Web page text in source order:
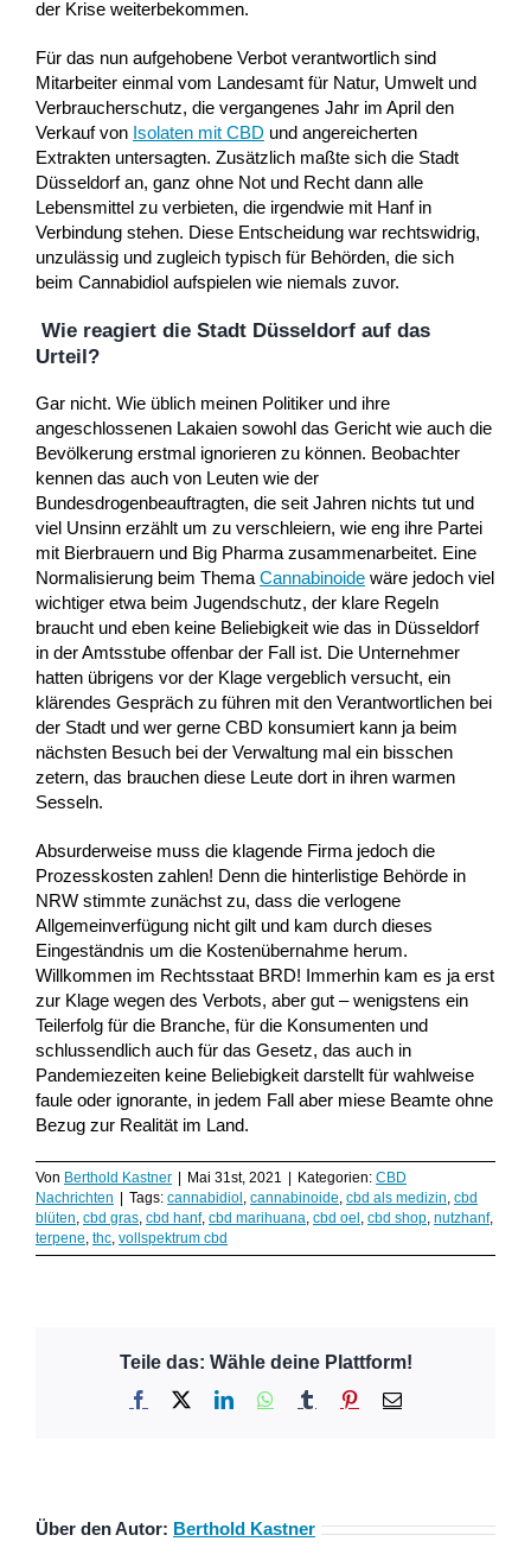
der Krise weiterbekommen.
Für das nun aufgehobene Verbot verantwortlich sind
Mitarbeiter einmal vom Landesamt für Natur, Umwelt und
Verbraucherschutz, die vergangenes Jahr im April den
Verkauf von Isolaten mit CBD und angereicherten
Extrakten untersagten. Zusätzlich maßte sich die Stadt
Düsseldorf an, ganz ohne Not und Recht dann alle
Lebensmittel zu verbieten, die irgendwie mit Hanf in
Verbindung stehen. Diese Entscheidung war rechtswidrig,
unzulässig und zugleich typisch für Behörden, die sich
beim Cannabidiol aufspielen wie niemals zuvor.
Wie reagiert die Stadt Düsseldorf auf das
Urteil?
Gar nicht. Wie üblich meinen Politiker und ihre
angeschlossenen Lakaien sowohl das Gericht wie auch die
Bevölkerung erstmal ignorieren zu können. Beobachter
kennen das auch von Leuten wie der
Bundesdrogenbeauftragten, die seit Jahren nichts tut und
viel Unsinn erzählt um zu verschleiern, wie eng ihre Partei
mit Bierbrauern und Big Pharma zusammenarbeitet. Eine
Normalisierung beim Thema Cannabinoide wäre jedoch viel
wichtiger etwa beim Jugendschutz, der klare Regeln
braucht und eben keine Beliebigkeit wie das in Düsseldorf
in der Amtsstube offenbar der Fall ist. Die Unternehmer
hatten übrigens vor der Klage vergeblich versucht, ein
klärendes Gespräch zu führen mit den Verantwortlichen bei
der Stadt und wer gerne CBD konsumiert kann ja beim
nächsten Besuch bei der Verwaltung mal ein bisschen
zetern, das brauchen diese Leute dort in ihren warmen
Sesseln.
Absurderweise muss die klagende Firma jedoch die
Prozesskosten zahlen! Denn die hinterlistige Behörde in
NRW stimmte zunächst zu, dass die verlogene
Allgemeinverfügung nicht gilt und kam durch dieses
Eingeständnis um die Kostenübernahme herum.
Willkommen im Rechtsstaat BRD! Immerhin kam es ja erst
zur Klage wegen des Verbots, aber gut – wenigstens ein
Teilerfolg für die Branche, für die Konsumenten und
schlussendlich auch für das Gesetz, das auch in
Pandemiezeiten keine Beliebigkeit darstellt für wahlweise
faule oder ignorante, in jedem Fall aber miese Beamte ohne
Bezug zur Realität im Land.
Von Berthold Kastner | Mai 31st, 2021 | Kategorien: CBD
Nachrichten | Tags: cannabidiol, cannabinoide, cbd als medizin, cbd
blüten, cbd gras, cbd hanf, cbd marihuana, cbd oel, cbd shop, nutzhanf,
terpene, thc, vollspektrum cbd
Teile das: Wähle deine Plattform!
Facebook LinkedInWhatsApp
Tumblr Pinterest
E-
Über den Autor: Berthold Kastner